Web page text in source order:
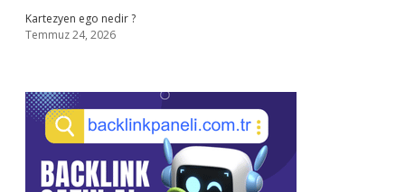
Kartezyen ego nedir ?
Temmuz 24, 2026